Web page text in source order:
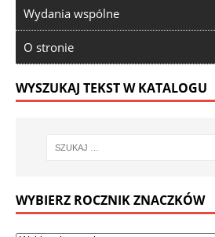
Wydania wspólne
O stronie
WYSZUKAJ TEKST W KATALOGU
WYBIERZ ROCZNIK ZNACZKÓW